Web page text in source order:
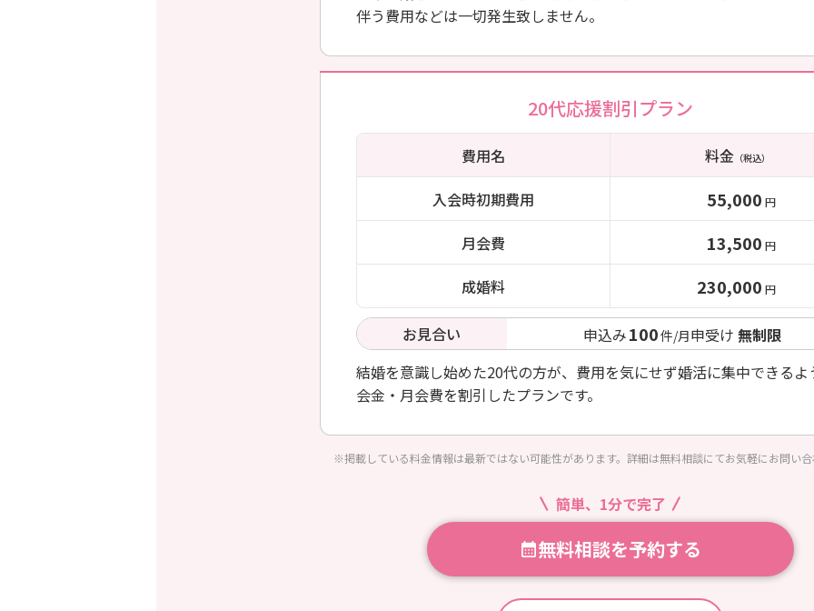
伴う費用などは一切発生致しません。
20代応援割引プラン
費用名 料金（税込）
入会時初期費用 55,000 円
月会費 13,500 円
成婚料 230,000 円
お見合い 申込み100件/月申受け 無制限
結婚を意識し始めた20代の方が、費用を気にせず婚活に集中できるよ
会金・月会費を割引したプランです。
※掲載している料金情報は最新ではない可能性があります。詳細は無料相談にてお気軽にお問い
簡単、1分で完了
無料相談を予約する